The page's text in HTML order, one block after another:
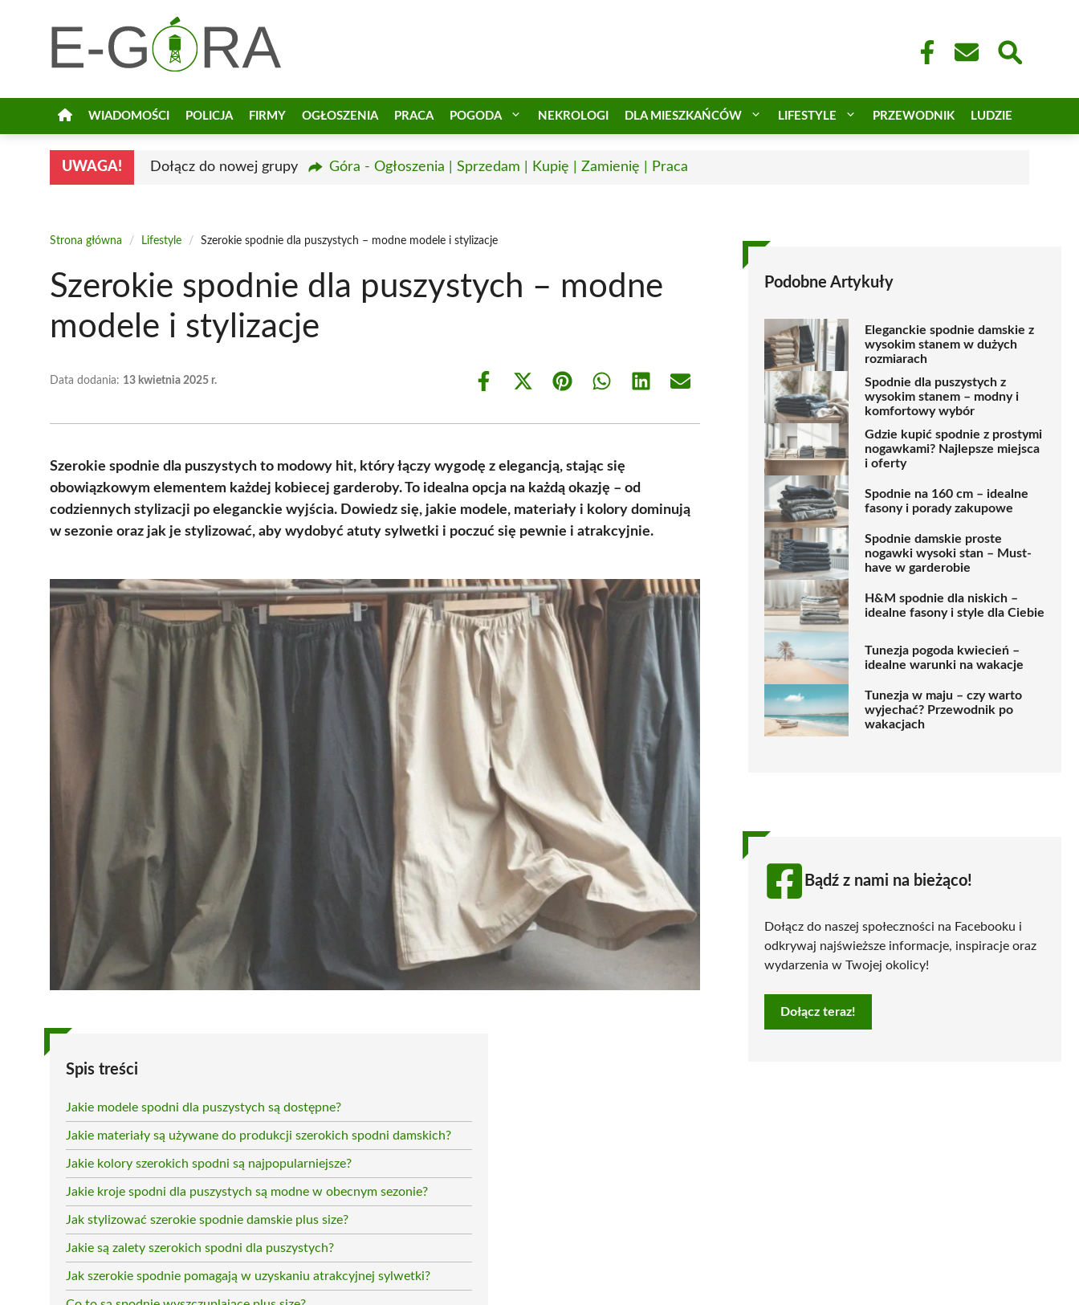
WIADOMOŚCI POLICJA FIRMY OGŁOSZENIA PRACA POGODA NEKROLOGI DLA MIESZKAŃCÓW LIFESTYLE PRZEWODNIK LUDZIE
UWAGA! Dołącz do nowej grupy Góra - Ogłoszenia | Sprzedam | Kupię | Zamienię | Praca
Strona główna / Lifestyle / Szerokie spodnie dla puszystych – modne modele i stylizacje
Szerokie spodnie dla puszystych – modne
modele i stylizacje
Data dodania: 13 kwietnia 2025 r.
Share
Share
(Twitter)
Share Share Share Share
Szerokie spodnie dla puszystych to modowy hit, który łączy wygodę z elegancją, stając się
obowiązkowym elementem każdej kobiecej garderoby. To idealna opcja na każdą okazję – od
codziennych stylizacji po eleganckie wyjścia. Dowiedz się, jakie modele, materiały i kolory dominują
w sezonie oraz jak je stylizować, aby wydobyć atuty sylwetki i poczuć się pewnie i atrakcyjnie.
Spis treści
Jakie modele spodni dla puszystych są dostępne?
Jakie materiały są używane do produkcji szerokich spodni damskich?
Jakie kolory szerokich spodni są najpopularniejsze?
Jakie kroje spodni dla puszystych są modne w obecnym sezonie?
Jak stylizować szerokie spodnie damskie plus size?
Jakie są zalety szerokich spodni dla puszystych?
Jak szerokie spodnie pomagają w uzyskaniu atrakcyjnej sylwetki?
Podobne Artykuły
Eleganckie spodnie damskie z
wysokim stanem w dużych
rozmiarach
Spodnie dla puszystych z
wysokim stanem – modny i
komfortowy wybór
Gdzie kupić spodnie z prostymi
nogawkami? Najlepsze miejsca
i oferty
Spodnie na 160 cm – idealne
fasony i porady zakupowe
Spodnie damskie proste
nogawki wysoki stan – Must-
have w garderobie
H&M spodnie dla niskich –
idealne fasony i style dla Ciebie
Tunezja pogoda kwiecień –
idealne warunki na wakacje
Tunezja w maju – czy warto
wyjechać? Przewodnik po
wakacjach
Bądź z nami na bieżąco!
Dołącz do naszej społeczności na Facebooku i
odkrywaj najświeższe informacje, inspiracje oraz
wydarzenia w Twojej okolicy!
Dołącz teraz!